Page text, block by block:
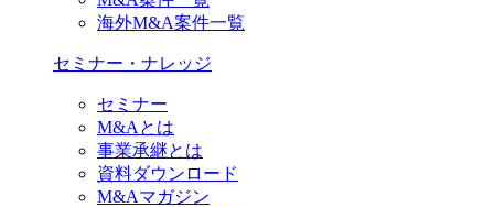
海外M&A案件一覧
セミナー・ナレッジ
セミナー
M&Aとは
事業承継とは
資料ダウンロード
M&Aマガジン